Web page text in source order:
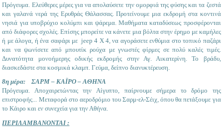
Πρόγευμα. Ελεύθερες μέρες για να απολαύσετε την ομορφιά της φύσης και τα ζεστά
και γαλανά νερά της Ερυθράς Θάλασσας. Προτείνουμε μια εκδρομή στα κοντινά
νησιά για υποβρύχιο κολύμπι και ψάρεμα. Μαθήματα καταδύσεως προσφέρονται
από διάφορες σχολές. Επίσης μπορείτε να κάνετε μια βόλτα στην έρημο με καμήλες
ή με άλογα, ή ένα σαφάρι με jeep 4 Χ 4, να αγοράσετε ενθύμια στο τοπικό παζάρι
και να ψωνίσετε από μπουτίκ ρούχα με γνωστές φίρμες σε πολύ καλές τιμές.
Δυνατότητα μονοήμερης οδικής εκδρομής στην Αγ. Αικατερίνη. Το βράδυ,
διασκεδάστε στα κοσμικά κλαμπ. Γεύμα, δείπνο διανυκτέρευση.
8η μέρα: ΣΑΡΜ – ΚΑΪΡΟ – ΑΘΗΝΑ
Πρόγευμα. Αποχαιρετώντας την Αίγυπτο, παίρνουμε σήμερα το δρόμο της
επιστροφής... Μεταφορά στο αεροδρόμιο του Σαρμ-ελ-Σέιχ, όπου θα πετάξουμε για
το Κάιρο και εν συνεχεία για την Αθήνα.
ΠΕΡΙΛΑΜΒΑΝΟΝΤΑΙ :